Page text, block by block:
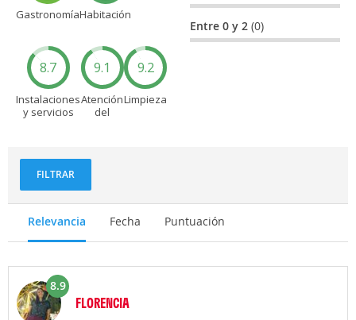
GastronomíaHabitación
8.7
Instalaciones
y servicios
9.1
Atención
del
9.2
Limpieza
Entre 0 y 2(0)
FILTRAR
Relevancia Fecha Puntuación
8.9
FLORENCIA